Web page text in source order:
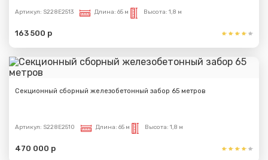
Артикул: S228E2513 Длина: 65 м Высота: 1,8 м
163 500 р
Секционный сборный железобетонный забор 65 метров
Артикул: S228E2510 Длина: 65 м Высота: 1,8 м
470 000 р